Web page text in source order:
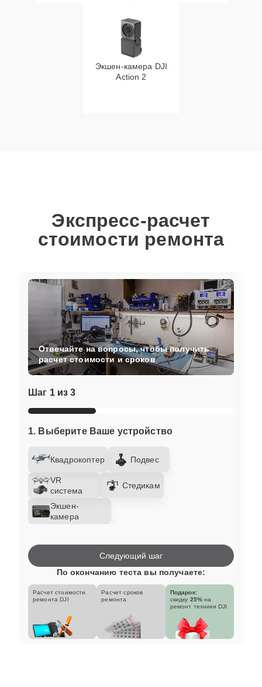
Экшен-камера DJI
Action 2
Экспресс-расчет
стоимости ремонта
Шаг 1 из 3
1. Выберите Ваше устройство
Квадрокоптер Подвес
VR
система
Стедикам
Экшен-
камера
Отвечайте на вопросы, чтобы получить
расчет стоимости и сроков
Следующий шаг
По окончанию теста вы получаете:
Расчет стоимости
ремонта DJI
Расчет сроков
ремонта
Подарок:
скидку 25% на
ремонт техники DJI